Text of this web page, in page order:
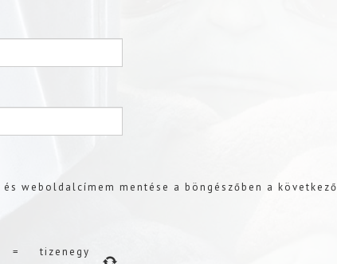
weboldalcímem mentése a böngészőben a következő
= tizenegy